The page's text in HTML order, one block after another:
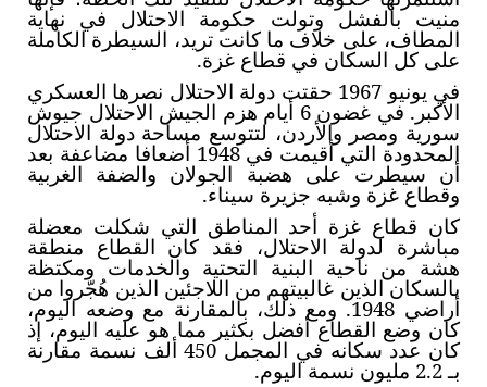
منيت بالفشل وتولت حكومة الاحتلال في نهاية
المطاف، على خلاف ما كانت تريد، السيطرة الكاملة
على كل السكان في قطاع غزة.
في يونيو 1967 حقتت دولة الاحتلال نصرها العسكري
الأكبر. في غضون 6 أيام هزم الجيش الاحتلال جيوش
سورية ومصر والأردن، لتتوسع مساحة دولة الاحتلال
المحدودة التي أقيمت في 1948 أضعافا مضاعفة بعد
أن سيطرت على هضبة الجولان والضفة الغربية
وقطاع غزة وشبه جزيرة سيناء.
كان قطاع غزة أحد المناطق التي شكلت معضلة
مباشرة لدولة الاحتلال، فقد كان القطاع منطقة
هشة من ناحية البنية التحتية والخدمات ومكتظة
بالسكان الذين غالبيتهم من اللاجئين الذين هُجّروا من
أراضي 1948. ومع ذلك، بالمقارنة مع وضعه اليوم،
كان وضع القطاع أفضل بكثير مما هو عليه اليوم، إذ
كان عدد سكانه في المجمل 450 ألف نسمة مقارنة
بـ 2.2 مليون نسمة اليوم.